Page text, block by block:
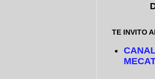
TE INVITO